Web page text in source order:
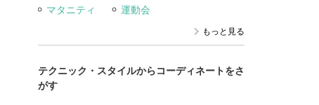
マタニティ
運動会
もっと見る
テクニック・スタイルからコーディネートをさ
がす